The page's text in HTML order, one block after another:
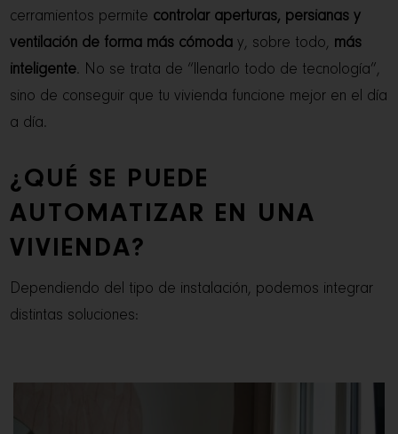
cerramientos permite controlar aperturas, persianas y
ventilación de forma más cómoda y, sobre todo, más
inteligente. No se trata de “llenarlo todo de tecnología”,
sino de conseguir que tu vivienda funcione mejor en el día
a día.
¿QUÉ SE PUEDE
AUTOMATIZAR EN UNA
VIVIENDA?
Dependiendo del tipo de instalación, podemos integrar
distintas soluciones: